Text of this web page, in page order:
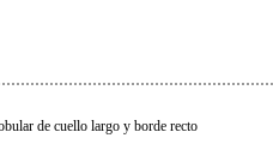
de cuello largo y borde recto